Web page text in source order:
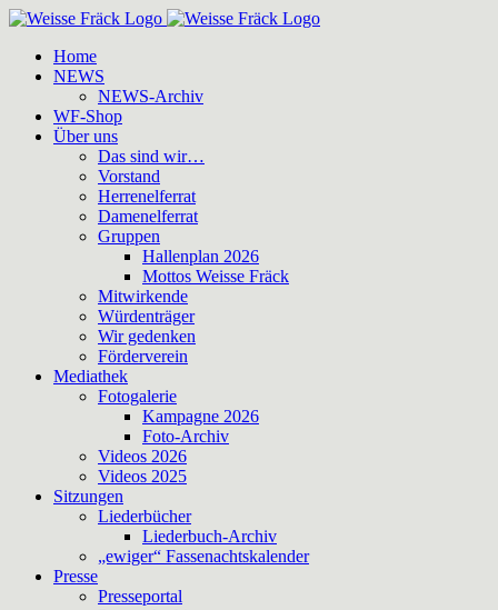
Zum
springenHome
NEWS
NEWS-Archiv
WF-Shop
Über uns
Das sind wir…
Vorstand
Herrenelferrat
Damenelferrat
Gruppen
Hallenplan 2026
Mottos Weisse Fräck
Mitwirkende
Würdenträger
Wir gedenken
Förderverein
Mediathek
Fotogalerie
Kampagne 2026
Foto-Archiv
Videos 2026
Videos 2025
Sitzungen
Liederbücher
Liederbuch-Archiv
„ewiger“ Fassenachtskalender
Presse
Presseportal